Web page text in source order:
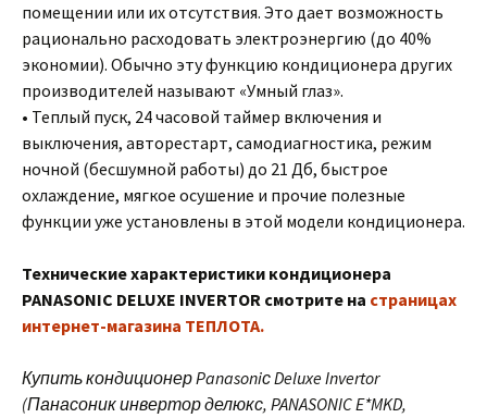
помещении или их отсутствия. Это дает возможность
рационально расходовать электроэнергию (до 40%
экономии). Обычно эту функцию кондиционера других
производителей называют «Умный глаз».
• Теплый пуск, 24 часовой таймер включения и
выключения, авторестарт, самодиагностика, режим
ночной (бесшумной работы) до 21 Дб, быстрое
охлаждение, мягкое осушение и прочие полезные
функции уже установлены в этой модели кондиционера.
Технические характеристики кондиционера
PANASONIC DELUXE INVERTOR смотрите на страницах
интернет-магазина ТЕПЛОТА.
Купить кондиционер Panasoniс Deluxe Invertor
(Панасоник инвертор делюкс, PANASONIC E*MKD,